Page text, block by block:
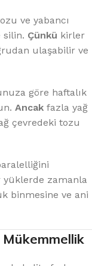
ve yabancı
silin. Çünkü kirler
ulaşabilir ve
göre haftalık
Ancak fazla yağ
çevredeki tozu
yüklerde zamanla
binmesine ve ani